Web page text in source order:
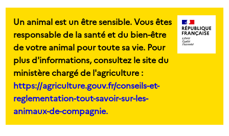
Un animal est un être sensible. Vous êtes
responsable de la santé et du bien-être
de votre animal pour toute sa vie. Pour
plus d'informations, consultez le site du
ministère chargé de l'agriculture :
https://agriculture.gouv.fr/conseils-et-
reglementation-tout-savoir-sur-les-
animaux-de-compagnie.